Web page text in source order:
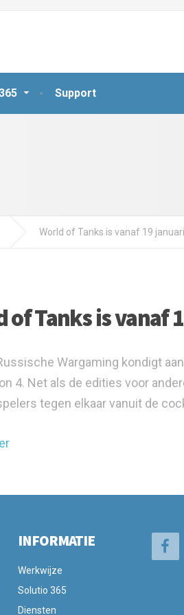
Support
World of Tanks is vanaf 19
of Tanks is vanaf
Wargaming kondigt
4. Net als de edities voor
tegen elkaar vanuit de
INFORMATIE
Werkwijze
Solutio 365
Diensten